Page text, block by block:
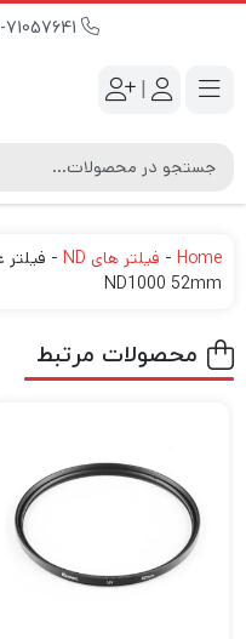
|
Home
- فیلتر های ND -
ND1000 52mm
محصولات مرتبط